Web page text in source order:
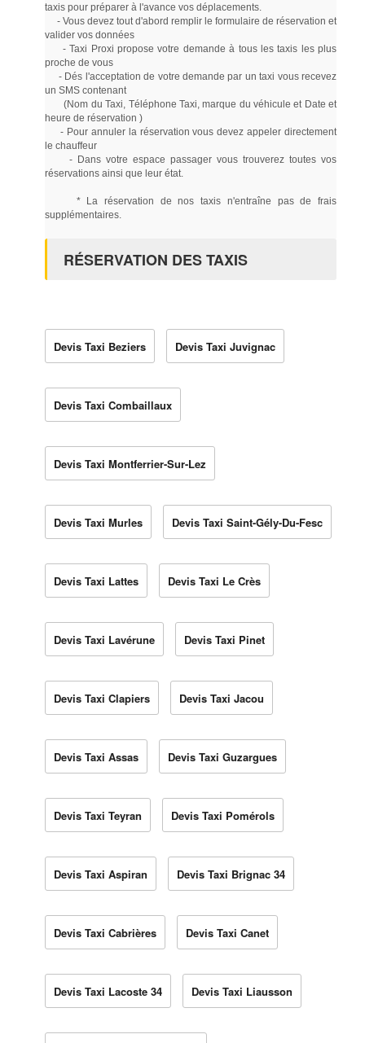
taxis pour préparer à l'avance vos déplacements.
- Vous devez tout d'abord remplir le formulaire de réservation et
valider vos données
- Taxi Proxi propose votre demande à tous les taxis les plus
proche de vous
- Dés l'acceptation de votre demande par un taxi vous recevez
un SMS contenant
(Nom du Taxi, Téléphone Taxi, marque du véhicule et Date et
heure de réservation )
- Pour annuler la réservation vous devez appeler directement
le chauffeur
- Dans votre espace passager vous trouverez toutes vos
réservations ainsi que leur état.
* La réservation de nos taxis n'entraîne pas de frais
supplémentaires.
RÉSERVATION DES TAXIS
Devis Taxi Beziers Devis Taxi Juvignac
Devis Taxi Combaillaux
Devis Taxi Montferrier-Sur-Lez
Devis Taxi Murles Devis Taxi Saint-Gély-Du-Fesc
Devis Taxi Lattes Devis Taxi Le Crès
Devis Taxi Lavérune Devis Taxi Pinet
Devis Taxi Clapiers Devis Taxi Jacou
Devis Taxi Assas Devis Taxi Guzargues
Devis Taxi Teyran Devis Taxi Pomérols
Devis Taxi Aspiran Devis Taxi Brignac 34
Devis Taxi Cabrières Devis Taxi Canet
Devis Taxi Lacoste 34 Devis Taxi Liausson